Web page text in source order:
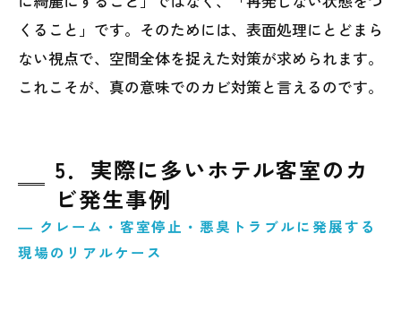
くること」です。そのためには、表面処理にとどまら
ない視点で、空間全体を捉えた対策が求められます。
これこそが、真の意味でのカビ対策と言えるのです。
5．実際に多いホテル客室のカ
ビ発生事例
― クレーム・客室停止・悪臭トラブルに発展する
現場のリアルケース